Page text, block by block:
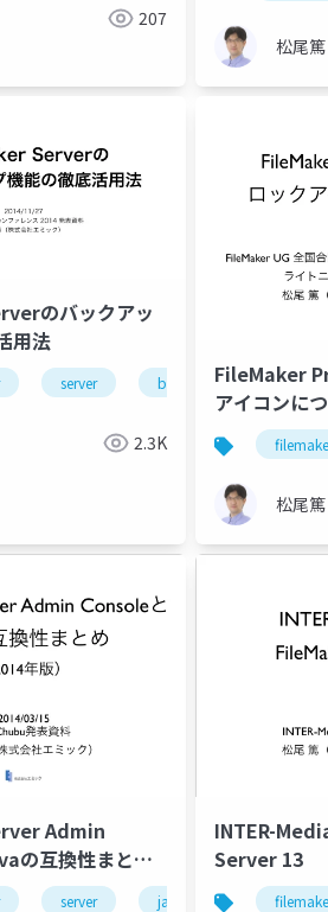
207
松尾篤
のバックアッ
用法
server backup security
2.3K
FileMaker
アイコンに
松尾篤
Admin
の互換性まとめ
server java
INTER-
Server 13